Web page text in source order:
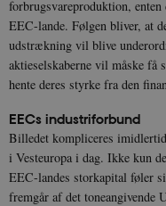
forbrugsvareproduktion,
EEC-lande. Følgen bliver, at
udstrækning vil blive
aktieselskaberne vil måske få
hente deres styrke fra den
EECs industriforbund
Billedet kompliceres
i Vesteuropa i dag. Ikke kun
EEC-landes storkapital føler
fremgår af det